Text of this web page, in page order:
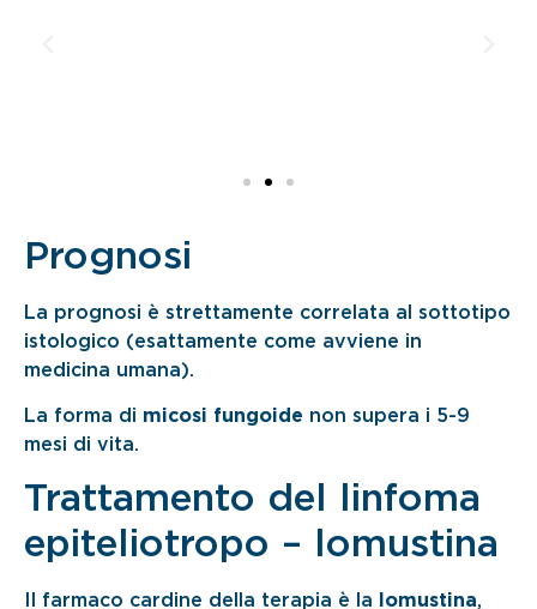
Prognosi
La prognosi è strettamente correlata al sottotipo
istologico (esattamente come avviene in
medicina umana).
La forma di micosi fungoide non supera i 5-9
mesi di vita.
Trattamento del linfoma
epiteliotropo – lomustina
Il farmaco cardine della terapia è la lomustina,